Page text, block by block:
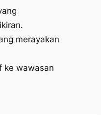
merayakan
ke wawasan